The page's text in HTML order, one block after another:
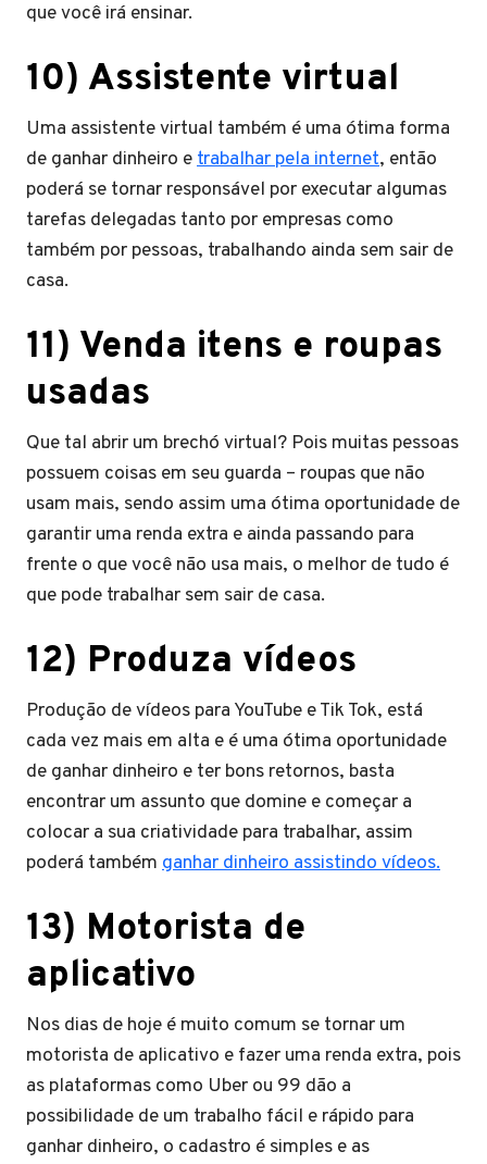
que você irá ensinar.
10) Assistente virtual
Uma assistente virtual também é uma ótima forma
de ganhar dinheiro etrabalhar pela internet, então
poderá se tornar responsável por executar algumas
tarefas delegadas tanto por empresas como
também por pessoas, trabalhando ainda sem sair de
casa.
11) Venda itens e roupas
usadas
Que tal abrir um brechó virtual? Pois muitas pessoas
possuem coisas em seu guarda – roupas que não
usam mais, sendo assim uma ótima oportunidade de
garantir uma renda extra e ainda passando para
frente o que você não usa mais, o melhor de tudo é
que pode trabalhar sem sair de casa.
12) Produza vídeos
Produção de vídeos para YouTube e Tik Tok, está
cada vez mais em alta e é uma ótima oportunidade
de ganhar dinheiro e ter bons retornos, basta
encontrar um assunto que domine e começar a
colocar a sua criatividade para trabalhar, assim
poderá também ganhar dinheiro assistindo vídeos.
13) Motorista de
aplicativo
Nos dias de hoje é muito comum se tornar um
motorista de aplicativo e fazer uma renda extra, pois
as plataformas como Uber ou 99 dão a
possibilidade de um trabalho fácil e rápido para
ganhar dinheiro, o cadastro é simples e as